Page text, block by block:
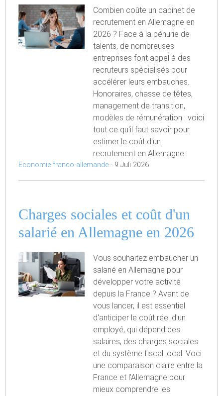
Combien coûte un cabinet de
recrutement en Allemagne en
2026 ? Face à la pénurie de
talents, de nombreuses
entreprises font appel à des
recruteurs spécialisés pour
accélérer leurs embauches.
Honoraires, chasse de têtes,
management de transition,
modèles de rémunération : voici
tout ce qu'il faut savoir pour
estimer le coût d'un
recrutement en Allemagne.
Economie franco-allemande - 9 Juli 2026
Charges sociales et coût d'un
salarié en Allemagne en 2026
Vous souhaitez embaucher un
salarié en Allemagne pour
développer votre activité
depuis la France ? Avant de
vous lancer, il est essentiel
d'anticiper le coût réel d'un
employé, qui dépend des
salaires, des charges sociales
et du système fiscal local. Voci
une comparaison claire entre la
France et l'Allemagne pour
mieux comprendre les